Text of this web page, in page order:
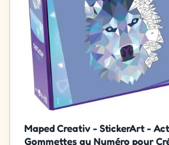
Maped Creativ - StickerArt -
Gommettes au Numéro pour